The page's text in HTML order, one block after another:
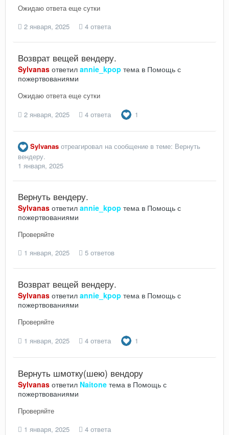
Ожидаю ответа еще сутки
2 января, 2025
4 ответа
Возврат вещей вендеру.
Sylvanas ответил annie_kpop тема в Помощь с
пожертвованиями
Ожидаю ответа еще сутки
2 января, 2025
4 ответа 1
Sylvanas отреагировал на сообщение в теме: Вернуть
вендеру.
1 января, 2025
Вернуть вендеру.
Sylvanas ответил annie_kpop тема в Помощь с
пожертвованиями
Проверяйте
1 января, 2025
5 ответов
Возврат вещей вендеру.
Sylvanas ответил annie_kpop тема в Помощь с
пожертвованиями
Проверяйте
1 января, 2025
4 ответа 1
Вернуть шмотку(шею) вендору
Sylvanas ответил Naitone тема в Помощь с
пожертвованиями
Проверяйте
1 января, 2025
4 ответа